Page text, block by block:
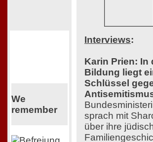
We
remember
Interviews:
Karin Prien: In
Bildung liegt
Schlüssel
sprach mit
über ihre